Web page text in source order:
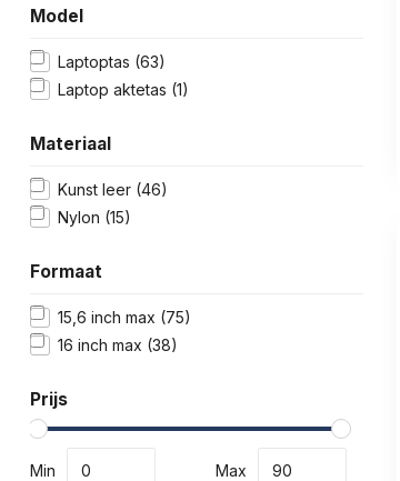
Model
Laptoptas (63)
Laptop aktetas (1)
Materiaal
Kunst leer (46)
Nylon (15)
Formaat
15,6 inch max (75)
16 inch max (38)
Prijs
Min Max